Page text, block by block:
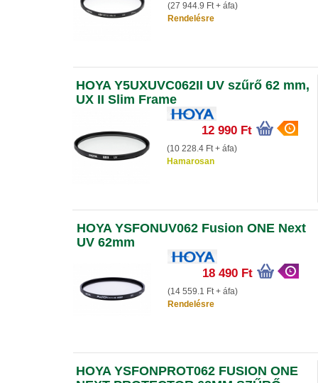
(27 944.9 Ft + áfa)
Rendelésre
HOYA Y5UXUVC062II UV szűrő 62 mm,
UX II Slim Frame
12 990 Ft
(10 228.4 Ft + áfa)
Hamarosan
HOYA YSFONUV062 Fusion ONE Next
UV 62mm
18 490 Ft
(14 559.1 Ft + áfa)
Rendelésre
HOYA YSFONPROT062 FUSION ONE